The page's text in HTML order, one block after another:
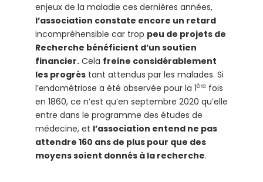
enjeux de la maladie ces dernières années,
l’association constate encore un retard
incompréhensible car trop peu de projets de
Recherche bénéficient d’un soutien
financier. Cela freine considérablement
les progrès tant attendus par les malades. Si
l’endométriose a été observée pour la 1ère fois
en 1860, ce n’est qu’en septembre 2020 qu’elle
entre dans le programme des études de
médecine, et l’association entend ne pas
attendre 160 ans de plus pour que des
moyens soient donnés à la recherche.